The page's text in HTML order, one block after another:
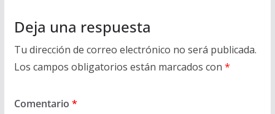
Deja una respuesta
Tu dirección de correo electrónico no será publicada.
Los campos obligatorios están marcados con *
Comentario *